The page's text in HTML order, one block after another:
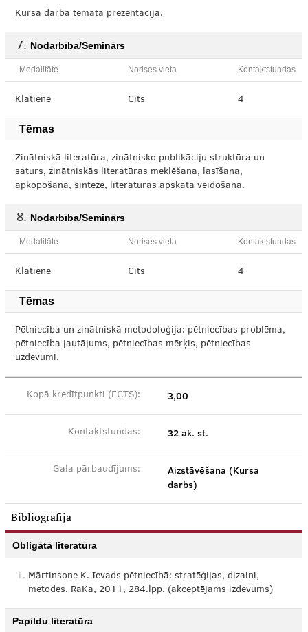
Kursa darba temata prezentācija.
Nodarbība/Seminārs
Modalitāte Norises vieta Kontaktstundas
Klātiene Cits 4
Tēmas
Zinātniskā literatūra, zinātnisko publikāciju struktūra un
saturs, zinātniskās literatūras meklēšana, lasīšana,
apkopošana, sintēze, literatūras apskata veidošana.
Nodarbība/Seminārs
Modalitāte Norises vieta Kontaktstundas
Klātiene Cits 4
Tēmas
Pētniecība un zinātniskā metodoloģija: pētniecības problēma,
pētniecība jautājums, pētniecības mērķis, pētniecības
uzdevumi.
Kopā kredītpunkti (ECTS): 3,00
Kontaktstundas: 32 ak. st.
Gala pārbaudījums:
Aizstāvēšana (Kursa
darbs)
Bibliogrāfija
Obligātā literatūra
1. Mārtinsone K. Ievads pētniecībā: stratēģijas, dizaini,
metodes. RaKa, 2011, 284.lpp. (akceptējams izdevums)
Papildu literatūra